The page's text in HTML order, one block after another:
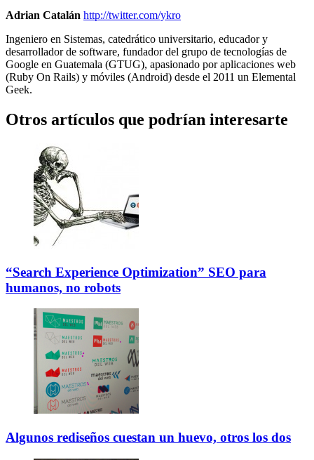
Adrian Catalán http://twitter.com/ykro
Ingeniero en Sistemas, catedrático universitario, educador y
desarrollador de software, fundador del grupo de tecnologías de
Google en Guatemala (GTUG), apasionado por aplicaciones web
(Ruby On Rails) y móviles (Android) desde el 2011 un Elemental
Geek.
Otros artículos que podrían interesarte
“Search Experience Optimization” SEO para
humanos, no robots
Algunos rediseños cuestan un huevo, otros los dos